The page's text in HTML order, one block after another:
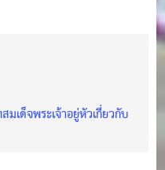
เด็จพระเจ้าอยู่หัวเกี่ยวกับ